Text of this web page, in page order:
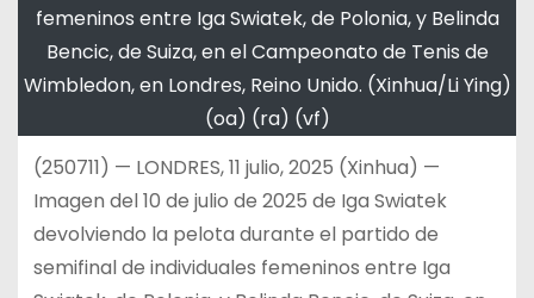
femeninos entre Iga Swiatek, de Polonia, y Belinda
Bencic, de Suiza, en el Campeonato de Tenis de
Wimbledon, en Londres, Reino Unido. (Xinhua/Li Ying)
(oa) (ra) (vf)
(250711) — LONDRES, 11 julio, 2025 (Xinhua) —
Imagen del 10 de julio de 2025 de Iga Swiatek
devolviendo la pelota durante el partido de
semifinal de individuales femeninos entre Iga